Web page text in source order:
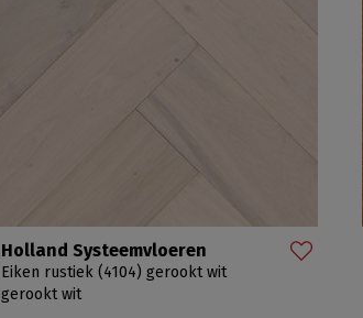
Holland Systeemvloeren
Eiken rustiek (4104) gerookt wit
gerookt wit